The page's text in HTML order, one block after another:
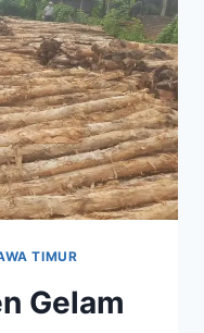
TIMUR
Gelam